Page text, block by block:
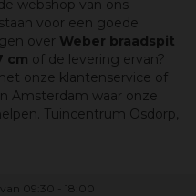
webshop van ons
voor een goede
over Weber braadspit
cm of de levering ervan?
onze klantenservice of
Amsterdam waar onze
Tuincentrum Osdorp,
van 09:30 18:00